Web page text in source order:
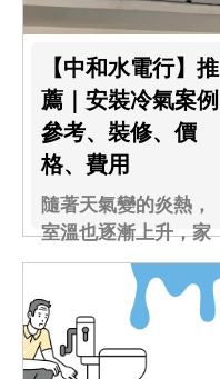
【中和水電行】推
薦｜安裝冷氣案例
參考、裝修、價
格、費用
隨著天氣變的炎熱，
室溫也逐漸上升，家
裡有一台冷氣，就能
瞬間一解悶熱！